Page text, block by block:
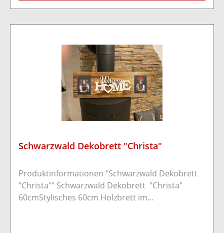
Schwarz/dunkel.Maße: Länge 60cm Breite
Schwarzwald Dekobrett "Christa"
Produktinformationen "Schwarzwald Dekobrett
"Christa"" Schwarzwald Dekobrett "Christa"
60cmStylisches 60cm Holzbrett im